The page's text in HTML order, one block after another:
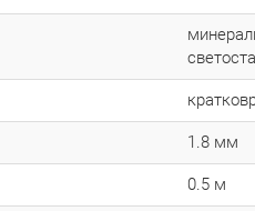
1.8 мм
0.5 м